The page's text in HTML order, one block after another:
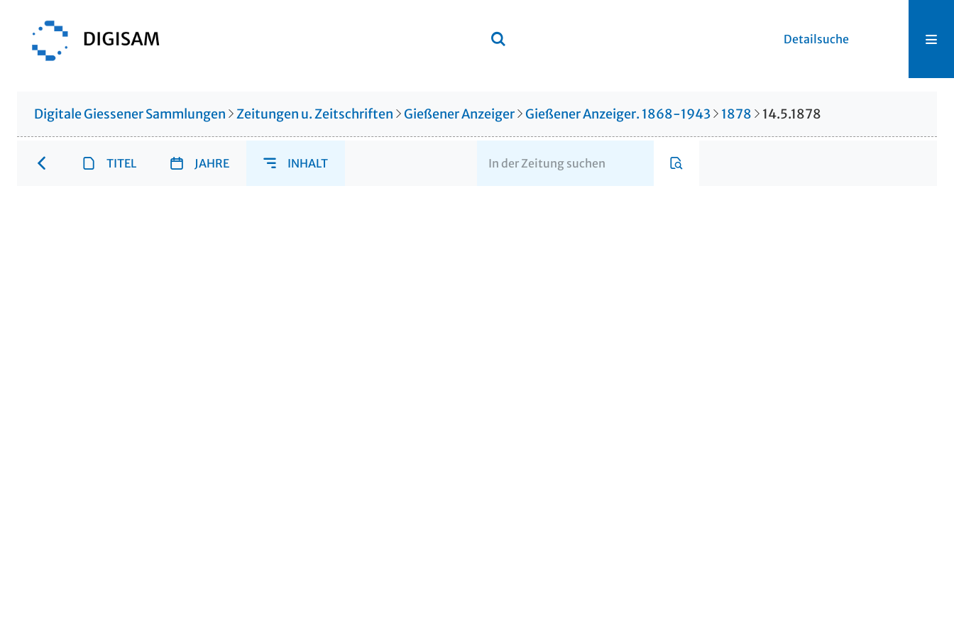
Detailsuche
Digitale Giessener Sammlungen Zeitungen u. Zeitschriften Gießener Anzeiger Gießener Anzeiger. 1868-1943 1878 14.5.1878
TITEL JAHRE INHALT